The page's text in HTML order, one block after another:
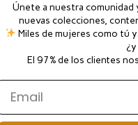
Únete a nuestra comunidad
nuevas colecciones,
Miles de mujeres como tú
El 97% de los clientes